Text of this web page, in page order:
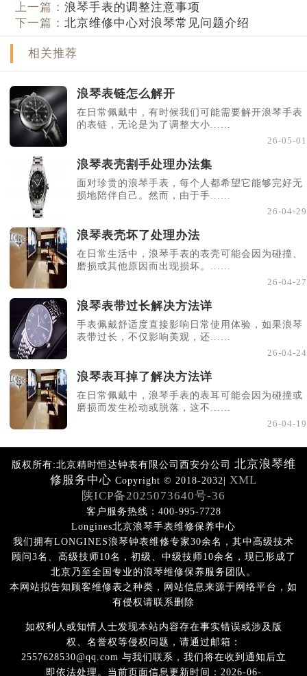
上一篇：浪琴手表的调整注意事项
下一篇：北京维修中心对浪琴常见问题介绍
相关推荐
浪琴表链怎么解开
在日常佩戴中，有时候我们可能需要解开浪琴手表
的表链，无论是为了调整大小......
26-05-01
浪琴表壳割手处理办法集
面对珍贵的浪琴手表，每个人都希望它能够完好无
损地陪伴自己。然而，由于手......
26-04-29
浪琴表壳坏了处理办法
在日常生活中，浪琴手表的表壳可能会因为碰撞、
磨损或其他原因而出现损坏。......
26-04-27
浪琴表带过长解决方法详
手表佩戴舒适度直接影响日常使用体验，如果浪琴
表带过长，不仅影响美观，还......
26-04-24
浪琴表耳掉了解决方法详
在日常佩戴中，浪琴手表的表耳可能会因为碰撞或
磨损而发生松动或脱落，这不......
26-04-19
版权所有:北京精时恒达钟表有限公司西安分公司 北京浪琴维
修服务中心 Copyright © 2018-2032| XML
陕ICP备2025073640号-36
客户服务热线：400-995-7728
Longines北京浪琴手表维修保养中心
我们拥有LONGINES浪琴钟表维修专家30余名，其中高级技术
顾问3名、高级技师10名，初级、中级技师10余名，现已形成了
北京乃至全国专业的浪琴维修保养服务团队。
本网站拟告知顾客维修表之种类，网站信息来源于网络平台，如
有侵权请联系删除
如权利人或知情人士发现本站内容存在事实错误或涉及版
权、名誉权等侵权问题，请通过邮箱：
2557628530@qq.com 与我们联系，我们将在收到通知后立
即依法处理。当前页面信息更新时间：2026-06-